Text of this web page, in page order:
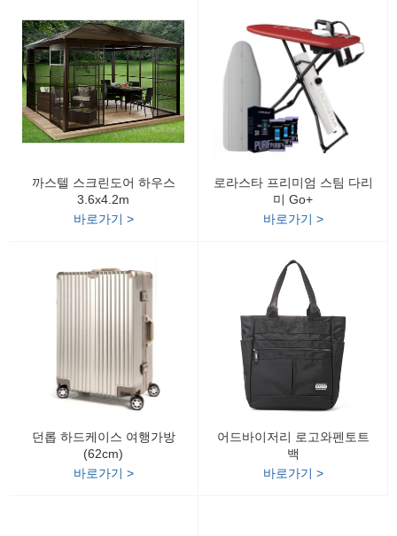
까스텔 스크린도어 하우스
3.6x4.2m
바로가기 >
로라스타 프리미엄 스팀 다리
미 Go+
바로가기 >
던롭 하드케이스 여행가방
(62cm)
바로가기 >
어드바이저리 로고와펜토트
백
바로가기 >